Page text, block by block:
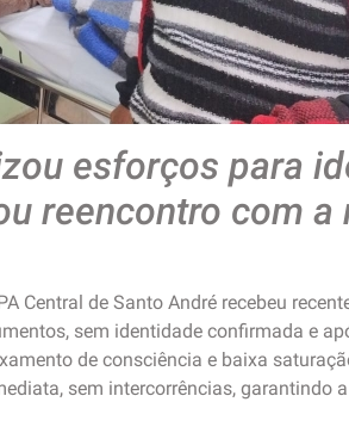
esforços para
reencontro com a
Central de Santo André recebeu
sem identidade confirmada e
de consciência e baixa
sem intercorrências, garantindo